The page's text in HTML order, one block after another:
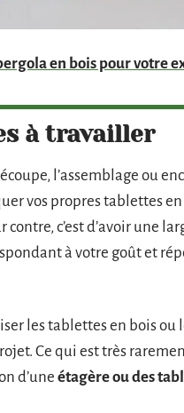
en bois pour votre
à travailler
l’assemblage ou
vos propres tablettes en
c’est d’avoir une
à votre goût et
les tablettes en bois ou
Ce qui est très
d’une étagère ou des